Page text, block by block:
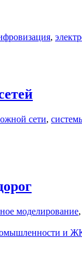
,
сети,
моделирование,
и